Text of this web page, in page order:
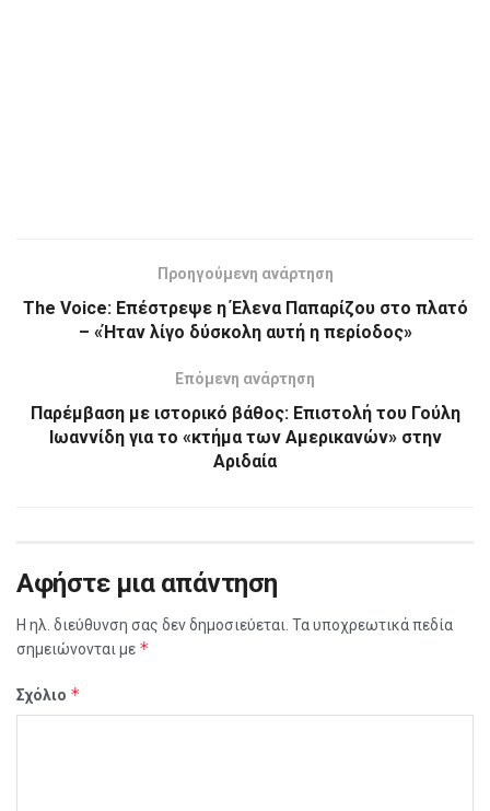
Προηγούμενη ανάρτηση
The Voice: Επέστρεψε η Έλενα Παπαρίζου στο πλατό
– «Ήταν λίγο δύσκολη αυτή η περίοδος»
Επόμενη ανάρτηση
Παρέμβαση με ιστορικό βάθος: Επιστολή του Γούλη
Ιωαννίδη για το «κτήμα των Αμερικανών» στην
Αριδαία
Αφήστε μια απάντηση
Η ηλ. διεύθυνση σας δεν δημοσιεύεται. Τα υποχρεωτικά πεδία
σημειώνονται με *
Σχόλιο *